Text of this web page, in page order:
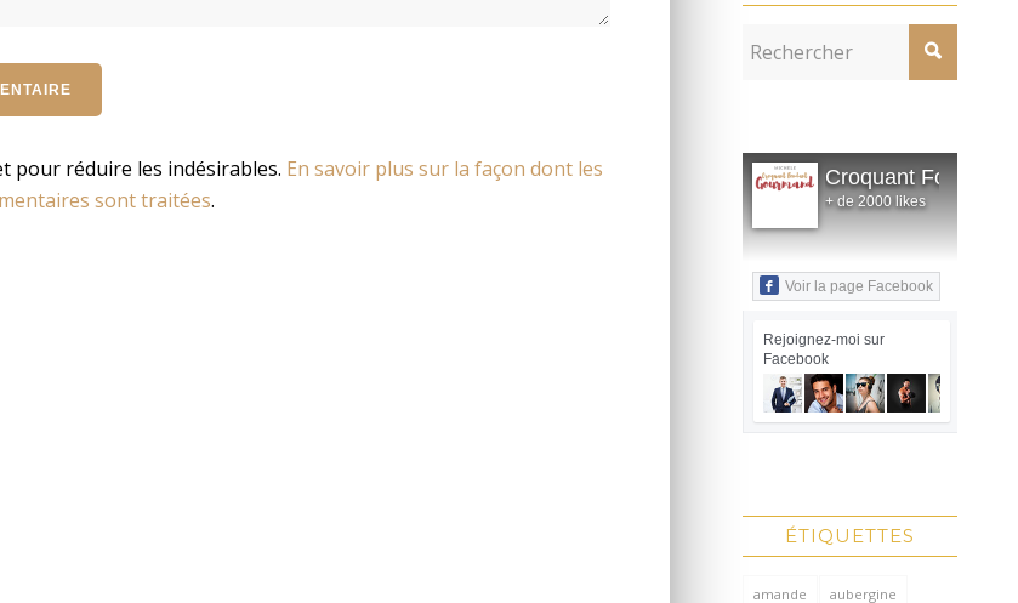
pour réduire les indésirables. En savoir plus sur la façon dont les
sont traitées.
Croquant Fondant
+ de 2000 likes
Voir la page Facebook
Rejoignez-moi sur
Facebook
ÉTIQUETTES
amande aubergine